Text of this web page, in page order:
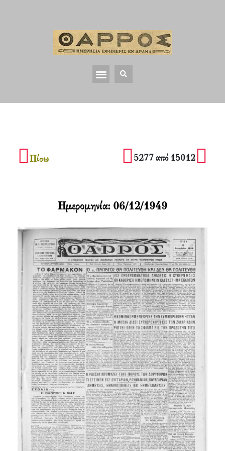
Πίσω 5277 από 15012
Ημερομηνία: 06/12/1949